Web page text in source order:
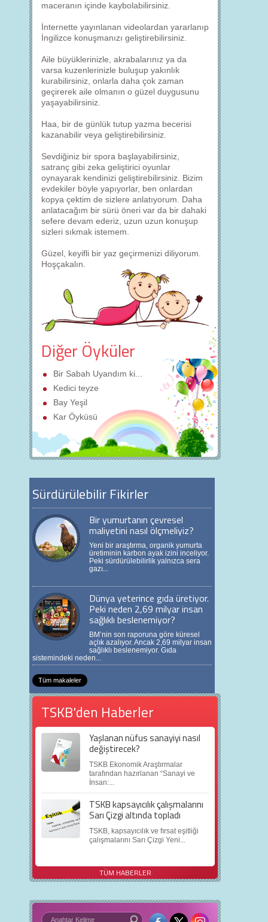
maceranın içinde kaybolabilirsiniz.
İnternette yayınlanan videolardan yararlanıp
İngilizce konuşmanızı geliştirebilirsiniz.
Aile büyüklerinizle, akrabalarınız ya da
varsa kuzenlerinizle buluşup yakınlık
kurabilirsiniz, onlarla daha çok zaman
geçirerek aile olmanın o güzel duygusunu
yaşayabilirsiniz.
Haa, bir de günlük tutup yazma becerisi
kazanabilir veya geliştirebilirsiniz.
Sevdiğiniz bir spora başlayabilirsiniz,
satranç gibi zeka geliştirici oyunlar
oynayarak kendinizi geliştirebilirsiniz. Bizim
evdekiler böyle yapıyorlar, ben onlardan
kopya çektim de sizlere anlatıyorum. Daha
anlatacağım bir sürü öneri var da bir dahaki
sefere devam ederiz, uzun uzun konuşup
sizleri sıkmak istemem.
Güzel, keyifli bir yaz geçirmenizi diliyorum.
Hoşçakalın.
Diğer Öyküler
Bir Sabah Uyandım ki...
Kedici teyze
Bay Yeşil
Kar Öyküsü
Sürdürülebilir Fikirler
Bir yumurtanın çevresel
maliyetini nasıl ölçmeliyiz?
Yeni bir araştırma, organik yumurta
üretiminin karbon ayak izini inceliyor.
Peki sürdürülebilirlik yalnızca sera
gazı...
Dünya yeterince gıda üretiyor.
Peki neden 2,69 milyar insan
sağlıklı beslenemiyor?
BM’nin son raporuna göre küresel
açlık azalıyor. Ancak 2,69 milyar insan
sağlıklı beslenemiyor. Gıda
sistemindeki neden...
Tüm makaleler
TSKB'den Haberler
Yaşlanan nüfus sanayiyi nasıl
değiştirecek?
TSKB Ekonomik Araştırmalar
tarafından hazırlanan “Sanayi ve
İnsan:...
TSKB kapsayıcılık çalışmalarını
Sarı Çizgi altında topladı
TSKB, kapsayıcılık ve fırsat eşitliği
çalışmalarını Sarı Çizgi Yeni...
TÜM HABERLER